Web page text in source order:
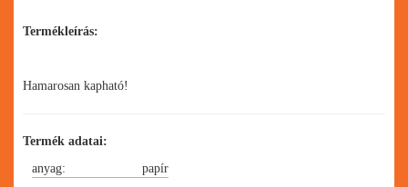
Termékleírás:
Hamarosan kapható!
Termék adatai:
anyag:
papír